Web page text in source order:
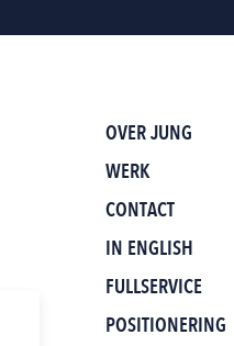
OVER JUNG
WERK
CONTACT
IN ENGLISH
FULLSERVICE
POSITIONERING